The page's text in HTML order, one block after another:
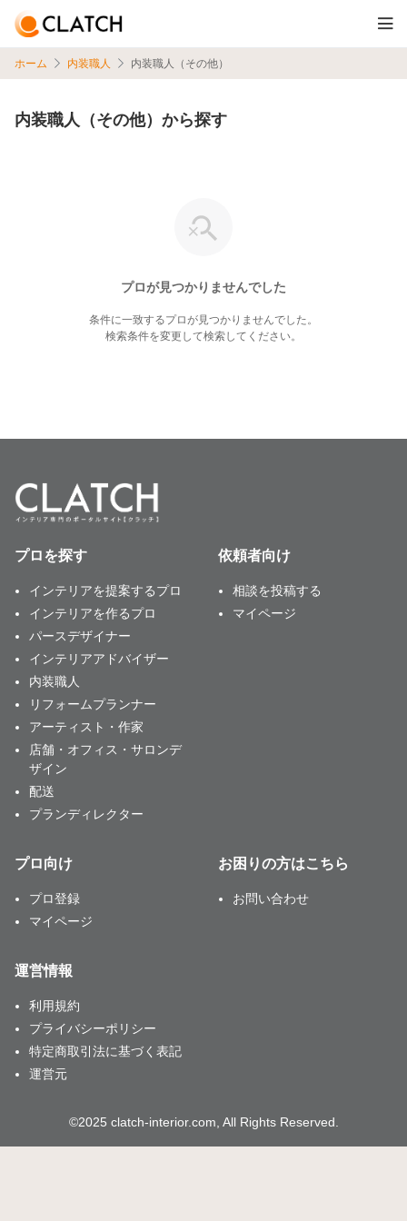
ホーム 内装職人 内装職人（その他）
内装職人（その他）から探す
プロが見つかりませんでした
条件に一致するプロが見つかりませんでした。
検索条件を変更して検索してください。
プロを探す
インテリアを提案するプロ
インテリアを作るプロ
パースデザイナー
インテリアアドバイザー
内装職人
リフォームプランナー
アーティスト・作家
店舗・オフィス・サロンデ
ザイン
配送
プランディレクター
依頼者向け
相談を投稿する
マイページ
プロ向け
プロ登録
マイページ
お困りの方はこちら
お問い合わせ
運営情報
利用規約
プライバシーポリシー
特定商取引法に基づく表記
運営元
©2025 clatch-interior.com, All Rights Reserved.